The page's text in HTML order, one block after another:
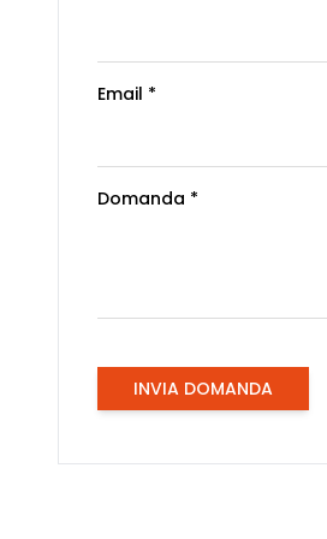
Email *
Domanda *
INVIA DOMANDA